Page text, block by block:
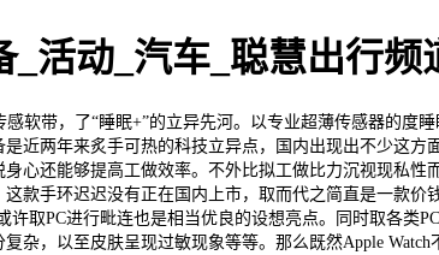
_活动_汽车_聪慧出行频
带，了“睡眠+”的立异先河。以专业超薄传感器的度
近两年来炙手可热的科技立异点，国内出现出不少这
心还能够提高工做效率。不外比拟工做比力沉视现私
款手环迟迟没有正在国内上市，取而代之简直是一款
许取PC进行毗连也是相当优良的设想亮点。同时取各类
杂，以至皮肤呈现过敏现象等等。那么既然Apple